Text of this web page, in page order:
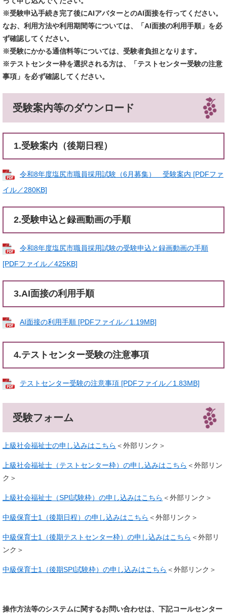
※受験申込手続き完了後にAIアバターとのAI面接を行ってください。
なお、利用方法や利用期間等については、「AI面接の利用手順」を必
ず確認してください。
※受験にかかる通信料等については、受験者負担となります。
※テストセンター枠を選択される方は、「テストセンター受験の注意
事項」を必ず確認してください。
受験案内等のダウンロード
1.受験案内（後期日程）
令和8年度塩尻市職員採用試験（6月募集） 受験案内 [PDFファ
イル／280KB]
2.受験申込と録画動画の手順
令和8年度塩尻市職員採用試験の受験申込と録画動画の手順
[PDFファイル／425KB]
3.AI面接の利用手順
AI面接の利用手順 [PDFファイル／1.19MB]
4.テストセンター受験の注意事項
テストセンター受験の注意事項 [PDFファイル／1.83MB]
受験フォーム
上級社会福祉士の申し込みはこちら ＜外部リンク＞
上級社会福祉士（テストセンター枠）の申し込みはこちら ＜外部リン
ク＞
上級社会福祉士（SPI試験枠）の申し込みはこちら ＜外部リンク＞
中級保育士1（後期日程）の申し込みはこちら ＜外部リンク＞
中級保育士1（後期テストセンター枠）の申し込みはこちら ＜外部リ
ンク＞
中級保育士1（後期SPI試験枠）の申し込みはこちら ＜外部リンク＞
操作方法等のシステムに関するお問い合わせは、下記コールセンター